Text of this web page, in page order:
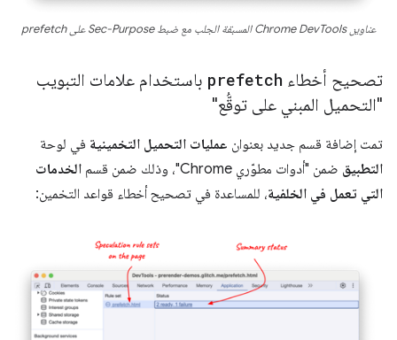
عناوين Chrome DevTools المسبقة الجلب مع ضبط Sec-Purpose على prefetch
تصحيح أخطاء prefetch باستخدام علامات التبويب
"التحميل المبني على توقُّع"
تمت إضافة قسم جديد بعنوان عمليات التحميل التخمينية في لوحة
التطبيق ضمن "أدوات مطوّري Chrome"، وذلك ضمن قسم
الخدمات
التي تعمل في الخلفية، للمساعدة في تصحيح أخطاء قواعد التخمين: